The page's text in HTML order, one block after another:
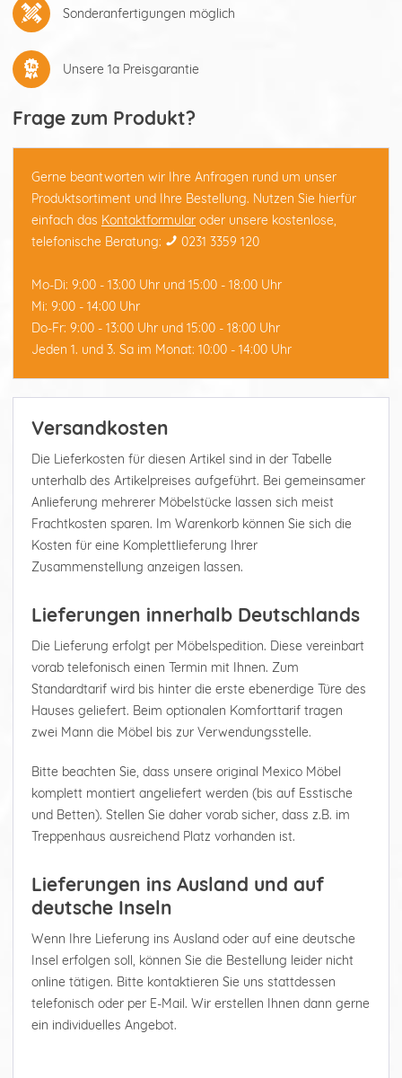
Sonderanfertigungen möglich
Unsere 1a Preisgarantie
Frage zum Produkt?
Gerne beantworten wir Ihre Anfragen rund um unser
Produktsortiment und Ihre Bestellung. Nutzen Sie hierfür
einfach das Kontaktformular oder unsere kostenlose,
telefonische Beratung:
0231 3359 120
Mo-Di: 9:00 - 13:00 Uhr und 15:00 - 18:00 Uhr
Mi: 9:00 - 14:00 Uhr
Do-Fr: 9:00 - 13:00 Uhr und 15:00 - 18:00 Uhr
Jeden 1. und 3. Sa im Monat: 10:00 - 14:00 Uhr
Versandkosten
Die Lieferkosten für diesen Artikel sind in der Tabelle
unterhalb des Artikelpreises aufgeführt. Bei gemeinsamer
Anlieferung mehrerer Möbelstücke lassen sich meist
Frachtkosten sparen. Im Warenkorb können Sie sich die
Kosten für eine Komplettlieferung Ihrer
Zusammenstellung anzeigen lassen.
Lieferungen innerhalb Deutschlands
Die Lieferung erfolgt per Möbelspedition. Diese vereinbart
vorab telefonisch einen Termin mit Ihnen. Zum
Standardtarif wird bis hinter die erste ebenerdige Türe des
Hauses geliefert. Beim optionalen Komforttarif tragen
zwei Mann die Möbel bis zur Verwendungsstelle.
Bitte beachten Sie, dass unsere original Mexico Möbel
komplett montiert angeliefert werden (bis auf Esstische
und Betten). Stellen Sie daher vorab sicher, dass z.B. im
Treppenhaus ausreichend Platz vorhanden ist.
Lieferungen ins Ausland und auf
deutsche Inseln
Wenn Ihre Lieferung ins Ausland oder auf eine deutsche
Insel erfolgen soll, können Sie die Bestellung leider nicht
online tätigen. Bitte kontaktieren Sie uns stattdessen
telefonisch oder per E-Mail. Wir erstellen Ihnen dann gerne
ein individuelles Angebot.